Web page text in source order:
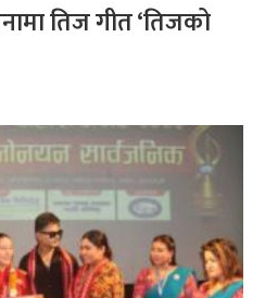
तिज गीत ‘तिजको